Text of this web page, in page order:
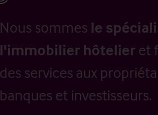
Nous sommes le
l'immobilier hôtelier et
des services aux
banques et investisseurs.